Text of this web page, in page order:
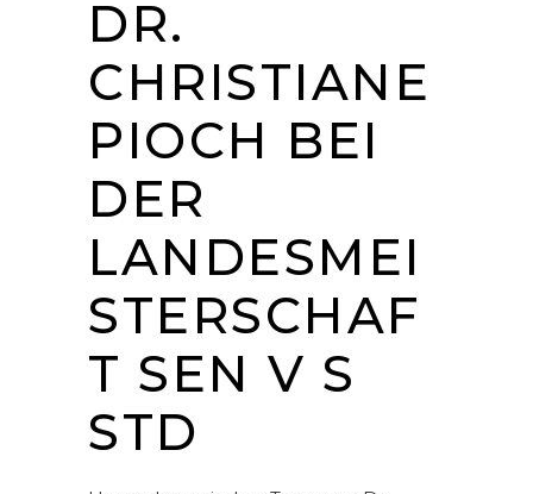
DR.
CHRISTIANE
PIOCH BEI
DER
LANDESMEI
STERSCHAF
T SEN V S
STD